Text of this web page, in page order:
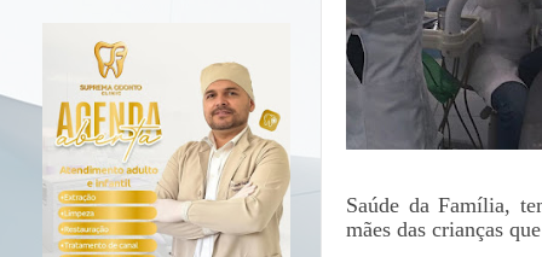
Saúde da Família,
mães das crianças